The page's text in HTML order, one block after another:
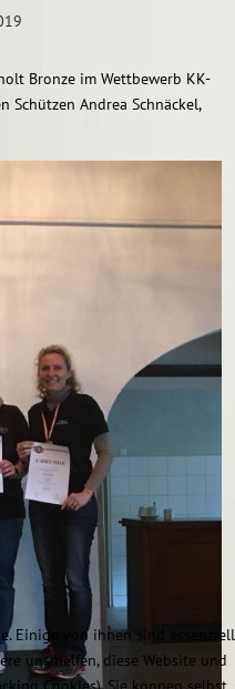
Bronze im Wettbewerb KK-
Schützen Andrea Schnäckel,
Einige von ihnen sind essenziell
uns helfen, diese Website und